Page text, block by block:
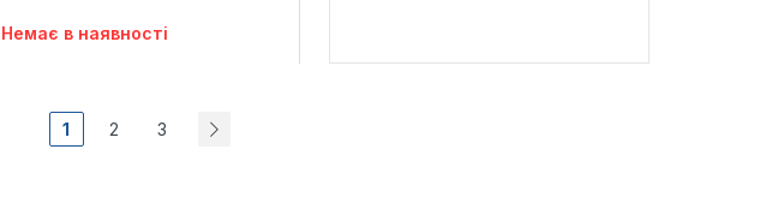
Немає в наявності
1 2 3